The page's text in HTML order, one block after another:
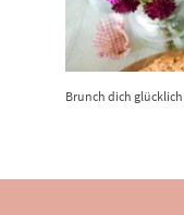
Brunch dich